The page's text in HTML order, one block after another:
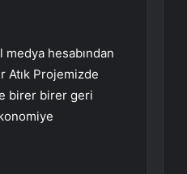
hesabından
Atık Projemizde
birer birer geri